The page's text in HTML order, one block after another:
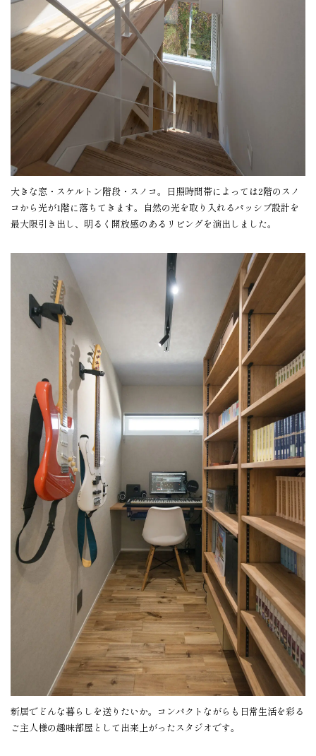
大きな窓・スケルトン階段・スノコ。日照時間帯によっては2階のスノ
コから光が1階に落ちてきます。自然の光を取り入れるパッシブ設計を
最大限引き出し、明るく開放感のあるリビングを演出しました。
新居でどんな暮らしを送りたいか。コンパクトながらも日常生活を彩る
ご主人様の趣味部屋として出来上がったスタジオです。